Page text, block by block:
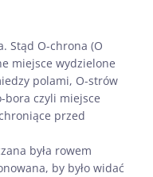
Stąd O-chrona (O
miejsce wydzielone
polami, O-strów
bora czyli miejsce
przed
była rowem
by było widać